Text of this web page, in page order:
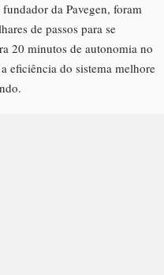
da Pavegen, foram
de passos para se
20 minutos de autonomia no
eficiência do sistema melhore